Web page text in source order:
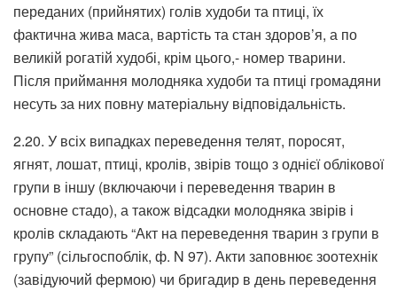
переданих (прийнятих) голів худоби та птиці, їх
фактична жива маса, вартість та стан здоров’я, а по
великій рогатій худобі, крім цього,- номер тварини.
Після приймання молодняка худоби та птиці громадяни
несуть за них повну матеріальну відповідальність.
2.20. У всіх випадках переведення телят, поросят,
ягнят, лошат, птиці, кролів, звірів тощо з однієї облікової
групи в іншу (включаючи і переведення тварин в
основне стадо), а також відсадки молодняка звірів і
кролів складають “Акт на переведення тварин з групи в
групу” (сільгоспоблік, ф. N 97). Акти заповнює зоотехнік
(завідуючий фермою) чи бригадир в день переведення